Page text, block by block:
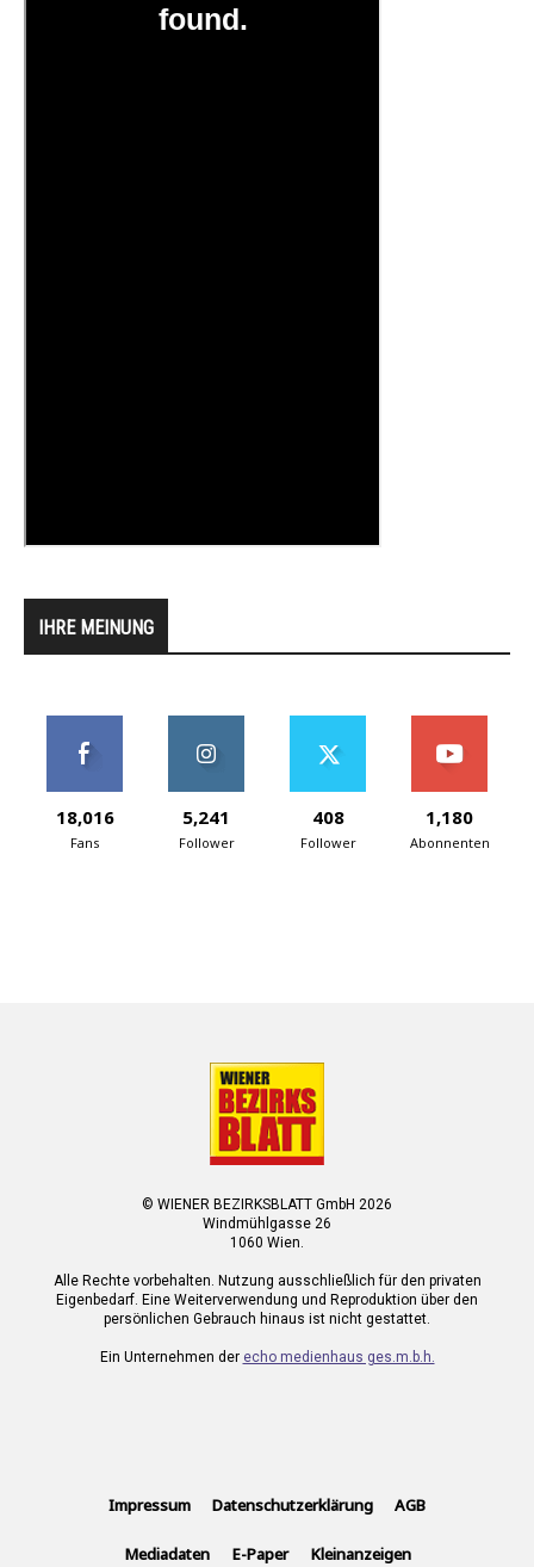
IHRE MEINUNG
18,016
Fans
5,241
Follower
408
Follower
1,180
Abonnenten
© WIENER BEZIRKSBLATT GmbH 2026
Windmühlgasse 26
1060 Wien.
Alle Rechte vorbehalten. Nutzung ausschließlich für den privaten
Eigenbedarf. Eine Weiterverwendung und Reproduktion über den
persönlichen Gebrauch hinaus ist nicht gestattet.
Ein Unternehmen der echo medienhaus ges.m.b.h.
Impressum Datenschutzerklärung AGB
Mediadaten E-Paper Kleinanzeigen